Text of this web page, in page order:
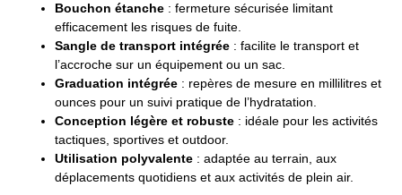
Bouchon étanche : fermeture sécurisée limitant
efficacement les risques de fuite.
Sangle de transport intégrée : facilite le transport et
l’accroche sur un équipement ou un sac.
Graduation intégrée : repères de mesure en millilitres et
ounces pour un suivi pratique de l’hydratation.
Conception légère et robuste : idéale pour les activités
tactiques, sportives et outdoor.
Utilisation polyvalente : adaptée au terrain, aux
déplacements quotidiens et aux activités de plein air.